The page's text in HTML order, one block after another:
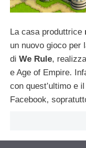
La casa produttrice
un nuovo gioco per
di We Rule,
e Age of Empire.
con quest’ultimo e
Facebook,